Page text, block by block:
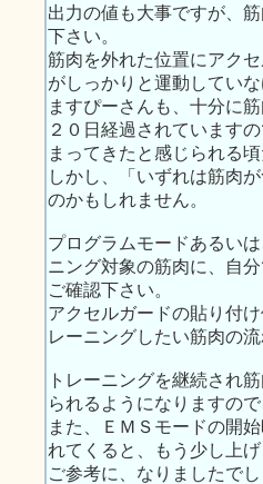
出力の値も大事ですが、
下さい。
筋肉を外れた位置にアク
がしっかりと運動してい
ますぴーさんも、十分に
２０日経過されています
まってきたと感じられる頃
しかし、「いずれは筋肉
のかもしれません。
プログラムモードあるい
ニング対象の筋肉に、自
ご確認下さい。
アクセルガードの貼り付
レーニングしたい筋肉の
トレーニングを継続され
られるようになりますので
また、ＥＭＳモードの開
れてくると、もう少し上
ご参考に、なりましたで